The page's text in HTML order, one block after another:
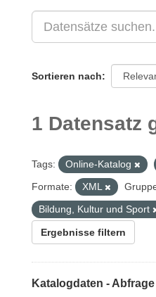
Sortieren nach
1 Datensatz
Tags: Online-Katalog
Formate:
XML
Bildung, Kultur und Sport
Ergebnisse filtern
Katalogdaten -